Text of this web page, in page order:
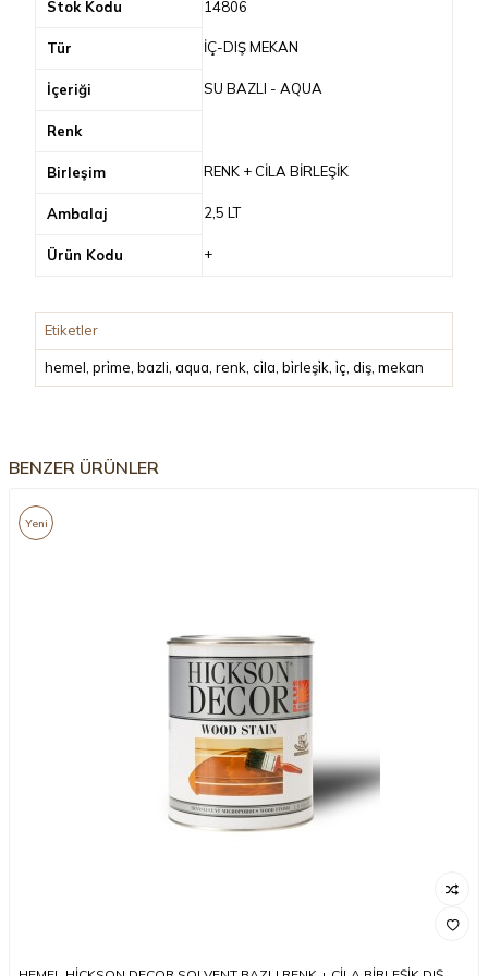
Stok Kodu 14806
Tür İÇ-DIŞ MEKAN
İçeriği SU BAZLI - AQUA
Renk
Birleşim RENK + CİLA BİRLEŞİK
Ambalaj 2,5 LT
Ürün Kodu +
Etiketler
hemel pri̇me bazli aqua renk ci̇la bi̇rleşi̇k i̇ç diş mekan
BENZER ÜRÜNLER
Yeni